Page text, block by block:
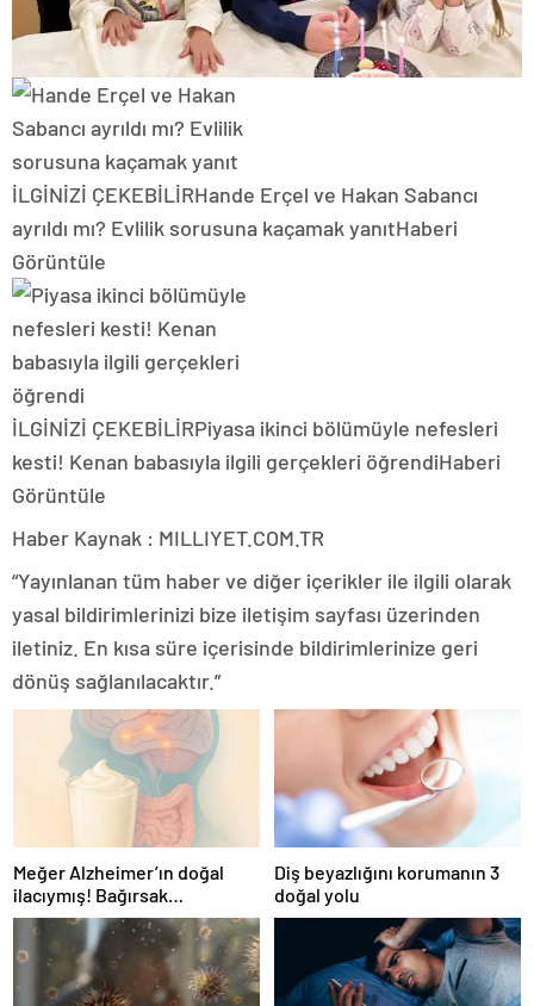
İLGİNİZİ ÇEKEBİLİRHande Erçel ve Hakan Sabancı
ayrıldı mı? Evlilik sorusuna kaçamak yanıtHaberi
Görüntüle
İLGİNİZİ ÇEKEBİLİRPiyasa ikinci bölümüyle nefesleri
kesti! Kenan babasıyla ilgili gerçekleri öğrendiHaberi
Görüntüle
Haber Kaynak : MILLIYET.COM.TR
“Yayınlanan tüm haber ve diğer içerikler ile ilgili olarak
yasal bildirimlerinizi bize iletişim sayfası üzerinden
iletiniz. En kısa süre içerisinde bildirimlerinize geri
dönüş sağlanılacaktır.”
Meğer Alzheimer’ın doğal
ilacıymış! Bağırsak
iltihaplanmasını önlüyor…
Diş beyazlığını korumanın 3
doğal yolu